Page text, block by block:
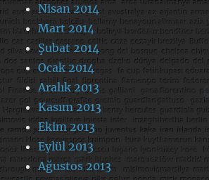
Nisan 2014
Mart 2014
Şubat 2014
Ocak 2014
Aralık 2013
Kasım 2013
Ekim 2013
Eylül 2013
Ağustos 2013